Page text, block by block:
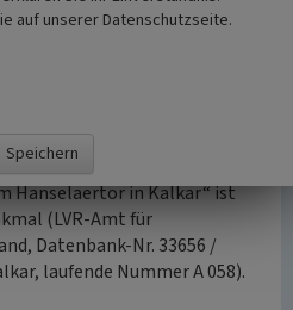
der Obhut des neu
Mühle am Hanselaertor e.V.
wieder eine mahlende
heute noch mehrere
beispielhaft
Hanselaertor in Kalkar“ ist
(LVR-Amt für
Datenbank-Nr. 33656 /
laufende Nummer A 058).
auf unserer Datenschutzseite.